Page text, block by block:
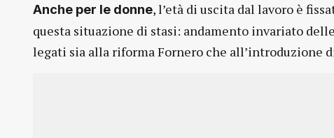
Anche per le donne, l’età di uscita dal lavoro è
questa situazione di stasi: andamento invariato
legati sia alla riforma Fornero che all’introduzione